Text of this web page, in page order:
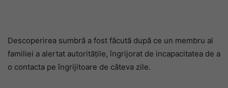
Descoperirea sumbră a fost făcută după ce un membru al
familiei a alertat autoritățile, îngrijorat de incapacitatea de a
o contacta pe îngrijitoare de câteva zile.